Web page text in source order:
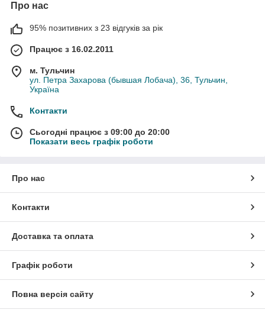
Про нас
95% позитивних з 23 відгуків за рік
Працює з 16.02.2011
м. Тульчин
ул. Петра Захарова (бывшая Лобача), 36, Тульчин,
Україна
Контакти
Сьогодні працює з 09:00 до 20:00
Показати весь графік роботи
Про нас
Контакти
Доставка та оплата
Графік роботи
Повна версія сайту